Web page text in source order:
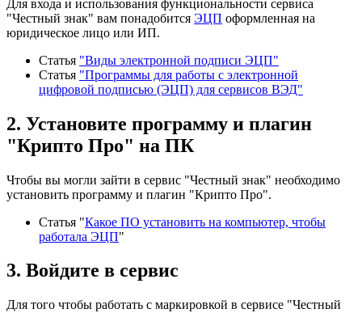
Для входа и использования функциональности сервиса
"Честный знак" вам понадобится ЭЦП оформленная на
юридическое лицо или ИП.
Статья "Виды электронной подписи ЭЦП"
Статья "Программы для работы с электронной
цифровой подписью (ЭЦП) для сервисов ВЭД"
2. Установите программу и плагин
"Крипто Про" на ПК
Чтобы вы могли зайти в сервис "Честный знак" необходимо
установить программу и плагин "Крипто Про".
Статья "Какое ПО установить на компьютер, чтобы
работала ЭЦП"
3. Войдите в сервис
Для того чтобы работать с маркировкой в сервисе "Честный